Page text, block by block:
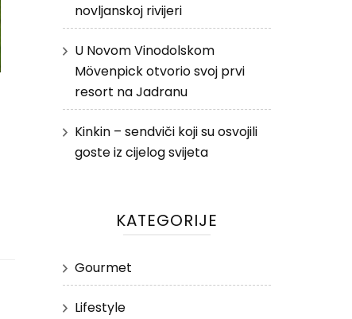
novljanskoj rivijeri
U Novom Vinodolskom
Mövenpick otvorio svoj prvi
resort na Jadranu
Kinkin – sendviči koji su osvojili
goste iz cijelog svijeta
KATEGORIJE
Gourmet
Lifestyle